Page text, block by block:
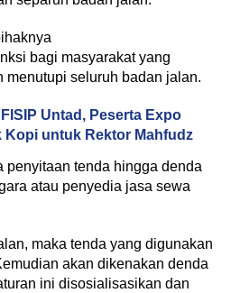
bagi masyarakat yang
menutupi seluruh badan jalan.
Untad, Peserta Expo
Kopi untuk Rektor Mahfudz
penyitaan tenda hingga denda
atau penyedia jasa sewa
maka tenda yang digunakan
akan dikenakan denda
ini disosialisasikan dan